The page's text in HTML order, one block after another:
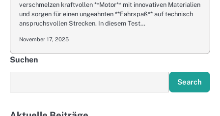
verschmelzen kraftvollen **Motor** mit innovativen Materialien
und sorgen für einen ungeahnten **Fahrspaß** auf technisch
anspruchsvollen Strecken. In diesem Test…
November 17, 2025
Suchen
Search